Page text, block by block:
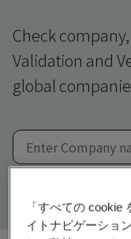
Check
Validation and
global
「すべての
イトナビゲーショ